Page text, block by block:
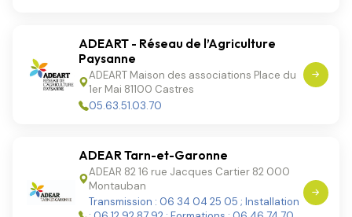
ADEART - Réseau de l’Agriculture
Paysanne
ADEART Maison des associations Place du
1er Mai 81100 Castres
05.63.51.03.70
ADEAR Tarn-et-Garonne
ADEAR 82 16 rue Jacques Cartier 82 000
Montauban
Transmission : 06 34 04 25 05 ; Installation